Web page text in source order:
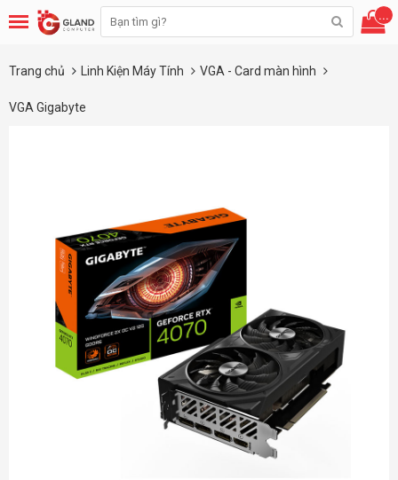
...
Trang chủ Linh Kiện Máy Tính VGA - Card màn hình
VGA Gigabyte